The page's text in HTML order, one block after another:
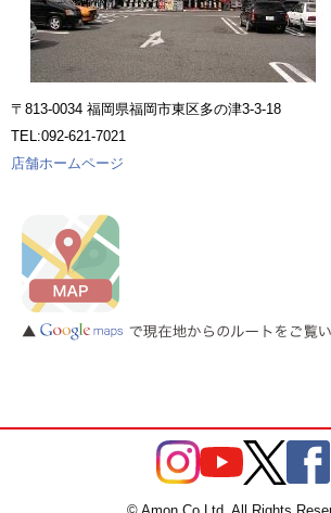
〒813-0034 福岡県福岡市東区多の津3-3-18
TEL:092-621-7021
店舗ホームページ